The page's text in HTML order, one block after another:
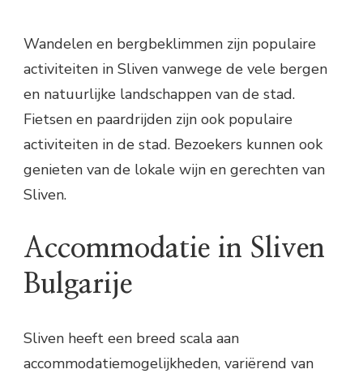
Wandelen en bergbeklimmen zijn populaire
activiteiten in Sliven vanwege de vele bergen
en natuurlijke landschappen van de stad.
Fietsen en paardrijden zijn ook populaire
activiteiten in de stad. Bezoekers kunnen ook
genieten van de lokale wijn en gerechten van
Sliven.
Accommodatie in Sliven
Bulgarije
Sliven heeft een breed scala aan
accommodatiemogelijkheden, variërend van